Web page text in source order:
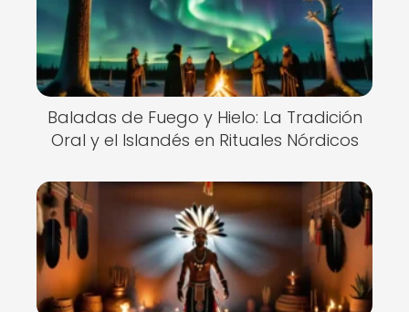
Baladas de Fuego y Hielo: La Tradición
Oral y el Islandés en Rituales Nórdicos